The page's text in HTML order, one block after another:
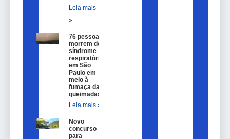
Leia mais
»
76 pessoas
morrem de
síndrome
respiratória
em São
Paulo em
meio à
fumaça das
queimadas
Leia mais »
Novo
concurso
para